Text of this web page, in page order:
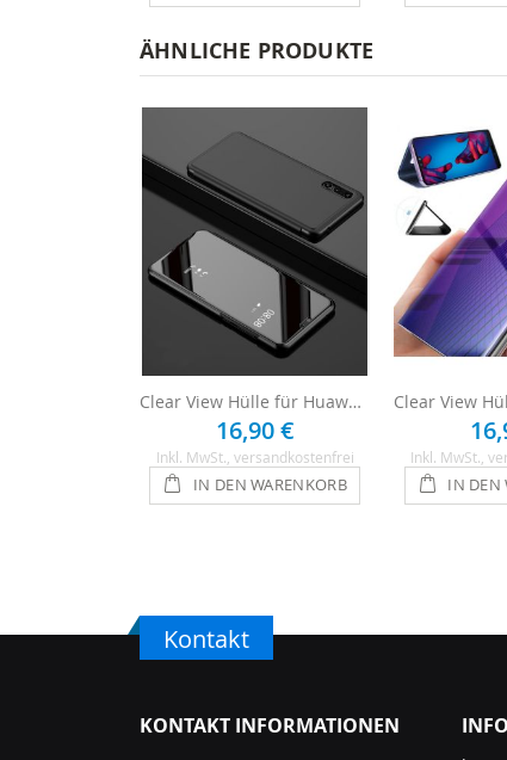
ÄHNLICHE PRODUKTE
Clear View Hülle für Huawei P20 - Schwarz
16,90 €
Inkl. MwSt. , versandkostenfrei
IN DEN WARENKORB
Inkl. MwSt. ,
IN DEN
Kontakt
KONTAKT INFORMATIONEN